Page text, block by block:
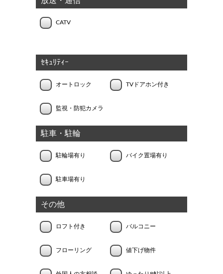
CATV
ｾｷｭﾘﾃｨｰ
オートロック TVドアホン付き
監視・防犯カメラ
駐車・駐輪
駐輪場有り バイク置場有り
駐車場有り
その他
ロフト付き バルコニー
フローリング 値下げ物件